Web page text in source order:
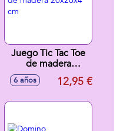
Juego Tic Tac Toe
de madera
20x20x4 cm
6 años 12,95 €